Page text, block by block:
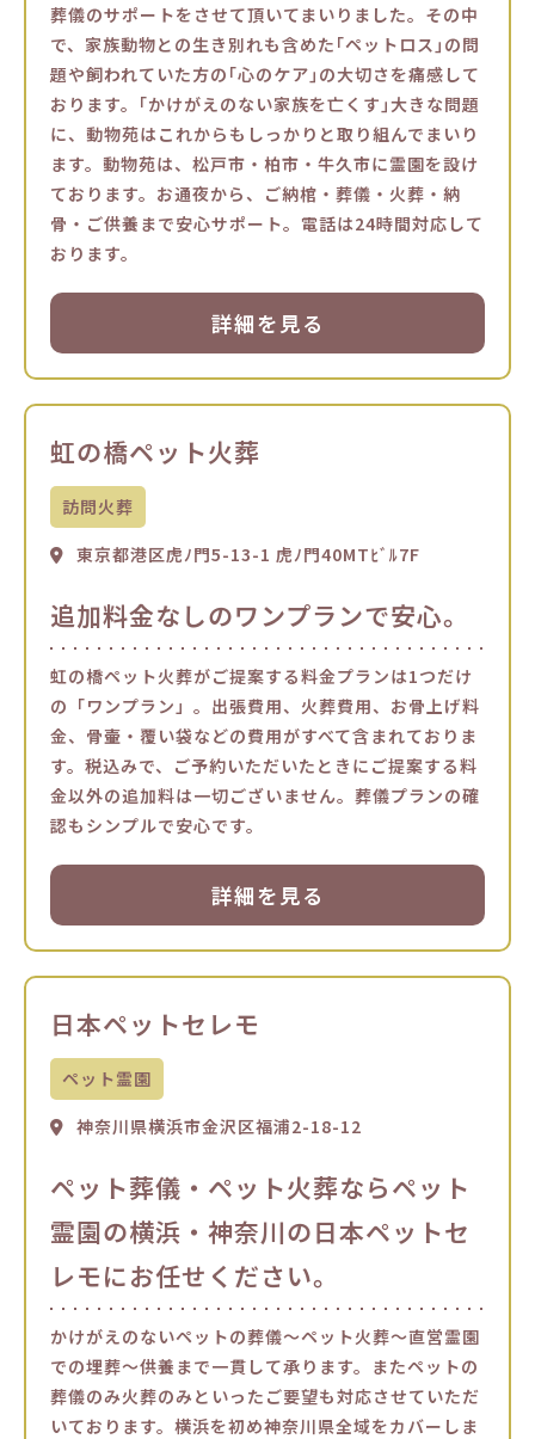
葬儀のサポートをさせて頂いてまいりました。その中
で、家族動物との生き別れも含めた｢ペットロス｣の問
題や飼われていた方の｢心のケア｣の大切さを痛感して
おります。｢かけがえのない家族を亡くす｣大きな問題
に、動物苑はこれからもしっかりと取り組んでまいり
ます。動物苑は、松戸市・柏市・牛久市に霊園を設け
ております。お通夜から、ご納棺・葬儀・火葬・納
骨・ご供養まで安心サポート。電話は24時間対応して
おります。
詳細を見る
虹の橋ペット火葬
訪問火葬
東京都港区虎ﾉ門5-13-1 虎ﾉ門40MTﾋﾞﾙ7F
追加料金なしのワンプランで安心。
虹の橋ペット火葬がご提案する料金プランは1つだけ
の「ワンプラン」。出張費用、火葬費用、お骨上げ料
金、骨壷・覆い袋などの費用がすべて含まれておりま
す。税込みで、ご予約いただいたときにご提案する料
金以外の追加料は一切ございません。葬儀プランの確
認もシンプルで安心です。
詳細を見る
日本ペットセレモ
ペット霊園
神奈川県横浜市金沢区福浦2-18-12
ペット葬儀・ペット火葬ならペット
霊園の横浜・神奈川の日本ペットセ
レモにお任せください。
かけがえのないペットの葬儀～ペット火葬～直営霊園
での埋葬～供養まで一貫して承ります。またペットの
葬儀のみ火葬のみといったご要望も対応させていただ
いております。横浜を初め神奈川県全域をカバーしま